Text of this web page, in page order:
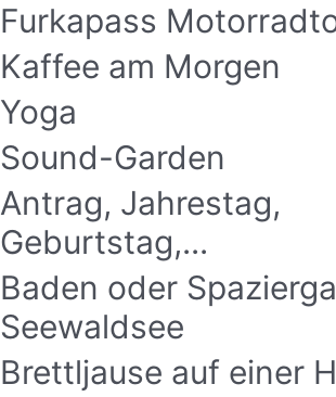
Furkapass
Kaffee am Morgen
Yoga
Sound-Garden
Antrag, Jahrestag,
Geburtstag,...
Baden oder
Seewaldsee
Brettljause auf einer